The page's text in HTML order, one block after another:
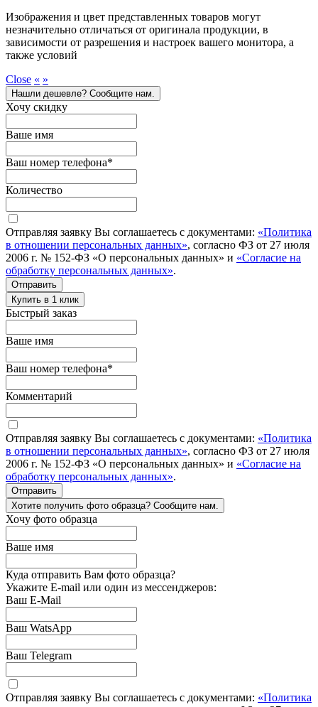
Изображения и цвет представленных товаров могут
незначительно отличаться от оригинала продукции, в
зависимости от разрешения и настроек вашего монитора, а
также условий
Close « »
Нашли дешевле? Сообщите нам.
Хочу скидку
Ваше имя
Ваш номер телефона*
Количество
Отправляя заявку Вы соглашаетесь с документами: «Политика
в отношении персональных данных», согласно ФЗ от 27 июля
2006 г. № 152-ФЗ «О персональных данных» и «Согласие на
обработку персональных данных».
Отправить
Купить в 1 клик
Быстрый заказ
Ваше имя
Ваш номер телефона*
Комментарий
Отправляя заявку Вы соглашаетесь с документами: «Политика
в отношении персональных данных», согласно ФЗ от 27 июля
2006 г. № 152-ФЗ «О персональных данных» и «Согласие на
обработку персональных данных».
Отправить
Хотите получить фото образца? Сообщите нам.
Хочу фото образца
Ваше имя
Куда отправить Вам фото образца?
Укажите E-mail или один из мессенджеров:
Ваш E-Mail
Ваш WatsApp
Ваш Telegram
Отправляя заявку Вы соглашаетесь с документами: «Политика